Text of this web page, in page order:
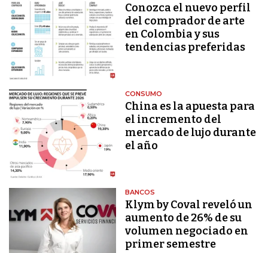
Conozca el nuevo perfil
del comprador de arte
en Colombia y sus
tendencias preferidas
CONSUMO
China es la apuesta para
el incremento del
mercado de lujo durante
el año
BANCOS
Klym by Coval reveló un
aumento de 26% de su
volumen negociado en
primer semestre